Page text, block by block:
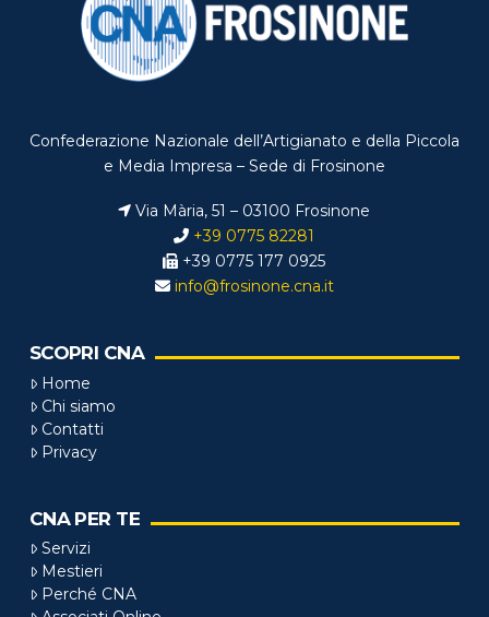
Confederazione Nazionale dell’Artigianato e della Piccola
e Media Impresa – Sede di Frosinone
Via Mària, 51 – 03100 Frosinone
+39 0775 82281
+39 0775 177 0925
info@frosinone.cna.it
SCOPRI CNA
Home
Chi siamo
Contatti
Privacy
CNA PER TE
Servizi
Mestieri
Perché CNA